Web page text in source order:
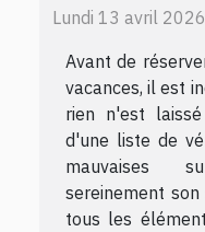
Lundi 13 avril
Avant de
vacances, il est
rien n'est
d'une liste de
mauvaises
sereinement son
tous les